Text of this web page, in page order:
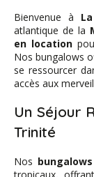
Bienvenue à
atlantique de la
en location
Nos bungalows
se ressourcer
accès aux
Un Séjour
Trinité
Nos
tropicaux,